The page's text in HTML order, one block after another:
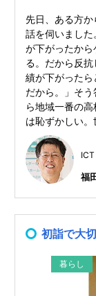
先日、ある方
話を伺いまし
が下がったか
る。だから反
績が下がった
だから。」そ
ら地域一番の
は恥ずかしい
福
初詣で大
暮らし